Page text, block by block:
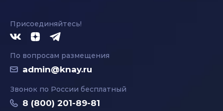
Присоединяйтесь!
По вопросам размещения
admin@knay.ru
Звонок по России бесплатный
8 (800) 201-89-81